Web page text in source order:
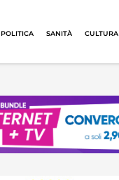
POLITICA SANITÀ CULTURA